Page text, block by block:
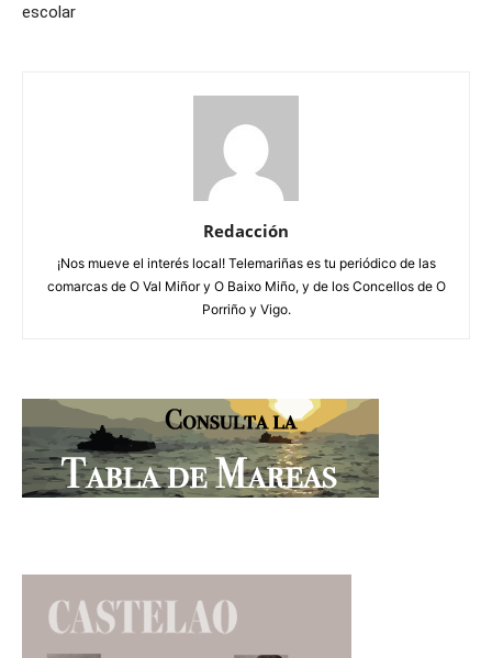
escolar
Redacción
¡Nos mueve el interés local! Telemariñas es tu periódico de las
comarcas de O Val Miñor y O Baixo Miño, y de los Concellos de O
Porriño y Vigo.